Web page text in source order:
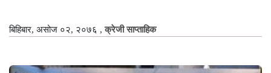
बिहिबार, असोज ०२, २०७६ ,क्रेजी साप्ताहिक